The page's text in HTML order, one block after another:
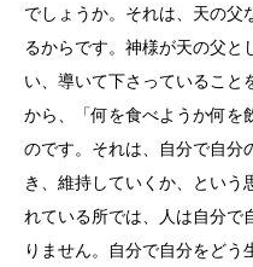
でしょうか。それは、天の父
るからです。神様が天の父と
い、導いて下さっていること
から、「何を食べようか何を
のです。それは、自分で自分
き、維持していくか、という
れている所では、人は自分で
りません。自分で自分をどう